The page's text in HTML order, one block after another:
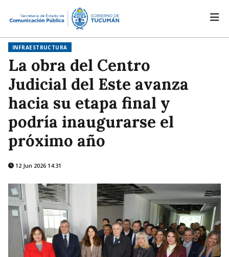
INFRAESTRUCTURA
La obra del Centro
Judicial del Este avanza
hacia su etapa final y
podría inaugurarse el
próximo año
12 Jun 2026 14:31